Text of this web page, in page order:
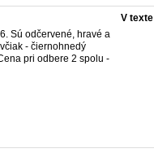
Sú odčervené, hravé a
- čiernohnedý
pri odbere 2 spolu -
V texte